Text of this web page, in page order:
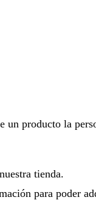
producto la
tienda.
para poder